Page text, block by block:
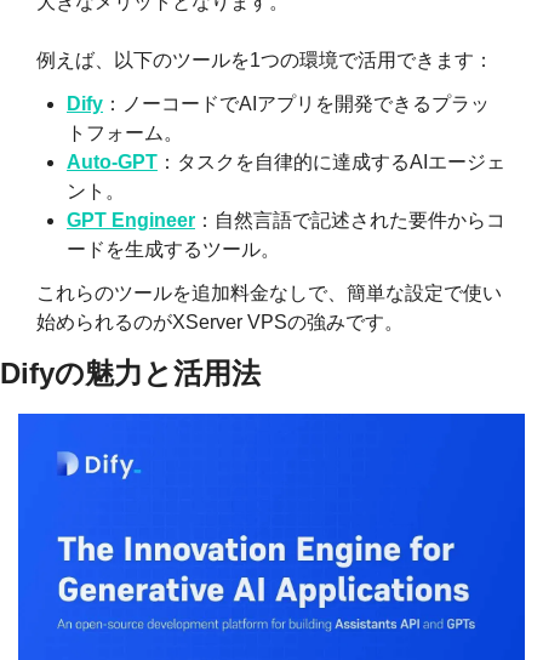
例えば、以下のツールを1つの環境で活用できます：
Dify ：ノーコードでAIアプリを開発できるプラッ
トフォーム。
Auto-GPT ：タスクを自律的に達成するAIエージェ
ント。
GPT Engineer ：自然言語で記述された要件からコ
ードを生成するツール。
これらのツールを追加料金なしで、簡単な設定で使い
始められるのがXServer VPSの強みです。
Difyの魅力と活用法